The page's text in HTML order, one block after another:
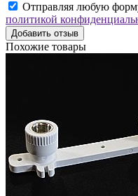
Отправляя любую
политикой
Добавить отзыв
Похожие товары